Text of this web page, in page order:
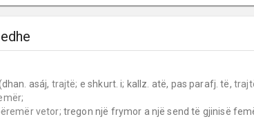
asáj, trajtë; e shkurt. i; kallz. atë, pas parafj. të,
vetor; tregon një frymor a një send të gjinisë